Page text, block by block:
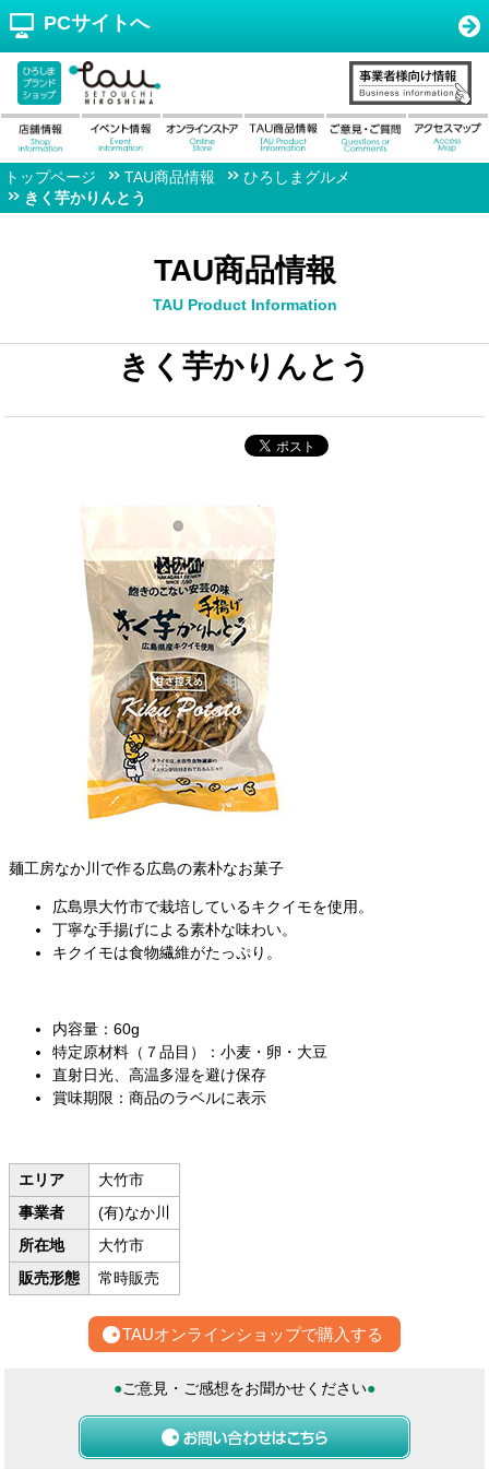
PCサイトへ
トップページ TAU商品情報
ひろしまグルメ
きく芋かりんとう
TAU商品情報
TAU Product Information
きく芋かりんとう
麺工房なか川で作る広島の素朴なお菓子
広島県大竹市で栽培しているキクイモを使用。
丁寧な手揚げによる素朴な味わい。
キクイモは食物繊維がたっぷり。
内容量：60g
特定原材料（７品目）：小麦・卵・大豆
直射日光、高温多湿を避け保存
賞味期限：商品のラベルに表示
エリア
大竹市
事業者
(有)なか川
所在地
大竹市
販売形態
常時販売
TAUオンラインショップで購入する
●ご意見・ご感想をお聞かせください●